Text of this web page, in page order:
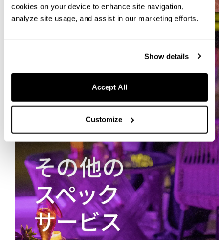
cookies on your device to enhance site navigation,
analyze site usage, and assist in our marketing efforts.
Show details
Accept All
Customize